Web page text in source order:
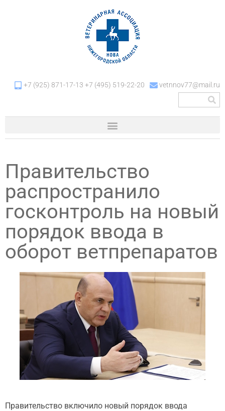
+7 (925) 871-17-13 +7 (495) 519-22-20 vetnnov77@mail.ru
Правительство
распространило
госконтроль на новый
порядок ввода в
оборот ветпрепаратов
Правительство включило новый порядок ввода